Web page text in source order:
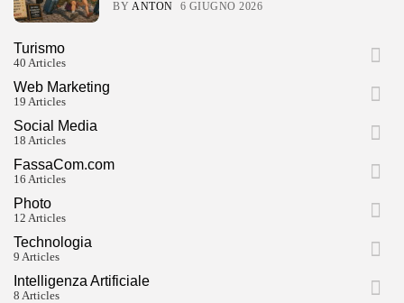
BY ANTON 6 GIUGNO 2026
Turismo
40 Articles
Web Marketing
19 Articles
Social Media
18 Articles
FassaCom.com
16 Articles
Photo
12 Articles
Technologia
9 Articles
Intelligenza Artificiale
8 Articles